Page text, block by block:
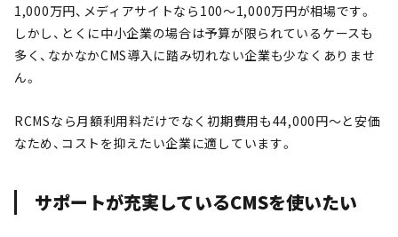
1,000万円、メディアサイトなら100～1,000万円が相場です。
しかし、とくに中小企業の場合は予算が限られているケースも
多く、なかなかCMS導入に踏み切れない企業も少なくありませ
ん。
RCMSなら月額利用料だけでなく初期費用も44,000円～と安価
なため、コストを抑えたい企業に適しています。
サポートが充実しているCMSを使いたい